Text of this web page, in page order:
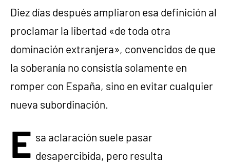
Diez días después ampliaron esa definición al
proclamar la libertad «de toda otra
dominación extranjera», convencidos de que
la soberanía no consistía solamente en
romper con España, sino en evitar cualquier
nueva subordinación.
E sa aclaración suele pasar
desapercibida, pero resulta